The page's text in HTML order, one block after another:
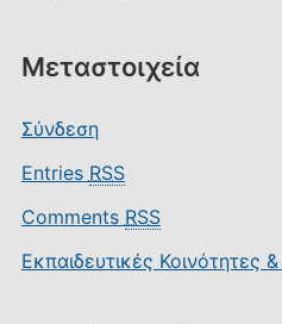
Μεταστοιχεία
Σύνδεση
Entries RSS
Comments RSS
Εκπαιδευτικές Κοινότητες